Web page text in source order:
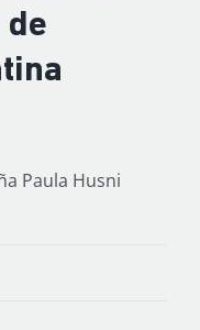
de
Paula Husni